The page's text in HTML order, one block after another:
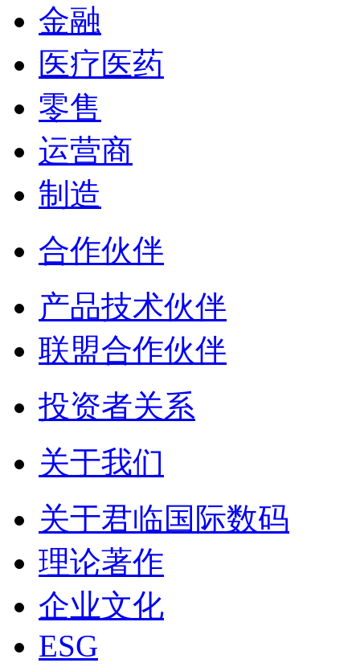
金融
医疗医药
零售
运营商
制造
合作伙伴
产品技术伙伴
联盟合作伙伴
投资者关系
关于我们
关于君临国际数码
理论著作
企业文化
ESG